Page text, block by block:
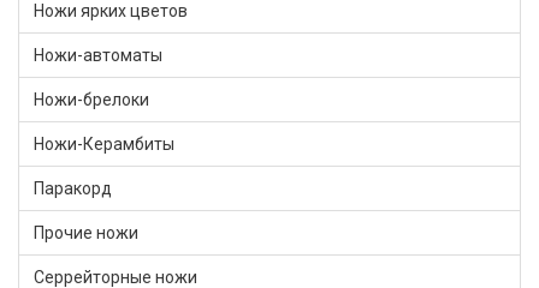
Ножи ярких цветов
Ножи-автоматы
Ножи-брелоки
Ножи-Керамбиты
Паракорд
Прочие ножи
Серрейторные ножи